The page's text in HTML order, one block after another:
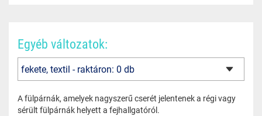
Egyéb változatok:
A fülpárnák, amelyek nagyszerű cserét jelentenek a régi vagy
sérült fülpárnák helyett a fejhallgatóról.